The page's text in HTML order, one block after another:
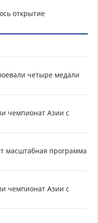
открытие
четыре медали
чемпионат Азии с
масштабная программа
чемпионат Азии с